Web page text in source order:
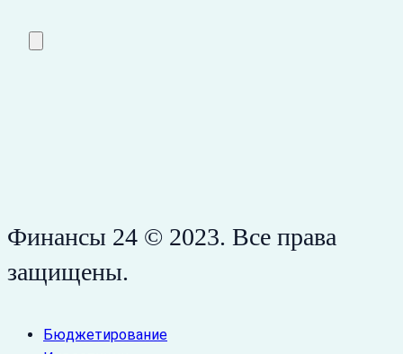
Финансы 24 © 2023. Все права
защищены.
Бюджетирование